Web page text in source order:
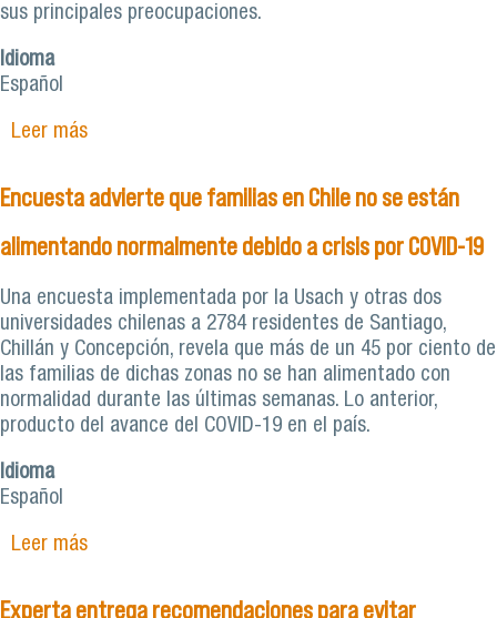
sus principales preocupaciones.
Idioma
Español
Leer mássobre Especialistas comparten preocupaciones
Estación Central
Encuesta advierte que familias en Chile no se están
alimentando normalmente debido a crisis por COVID-19
Una encuesta implementada por la Usach y otras dos
universidades chilenas a 2784 residentes de Santiago,
Chillán y Concepción, revela que más de un 45 por ciento de
las familias de dichas zonas no se han alimentado con
normalidad durante las últimas semanas. Lo anterior,
producto del avance del COVID-19 en el país.
Idioma
Español
Leer mássobre Encuesta advierte que familias en Chile no
crisis por COVID-19
Experta entrega recomendaciones para evitar